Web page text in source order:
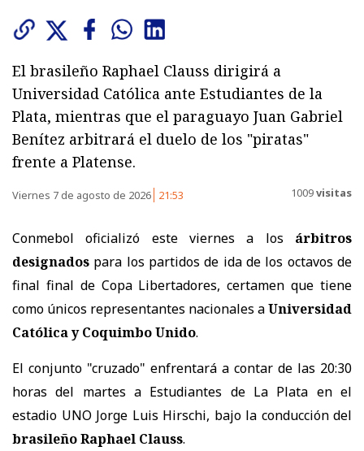
El brasileño Raphael Clauss dirigirá a
Universidad Católica ante Estudiantes de la
Plata, mientras que el paraguayo Juan Gabriel
Benítez arbitrará el duelo de los "piratas"
frente a Platense.
Viernes 7 de agosto de 2026 21:53 1009visitas
Conmebol oficializó este viernes a los árbitros
designados para los partidos de ida de los octavos de
final final de Copa Libertadores, certamen que tiene
como únicos representantes nacionales aUniversidad
Católica y Coquimbo Unido.
El conjunto "cruzado" enfrentará a contar de las 20:30
horas del martes a Estudiantes de La Plata en el
estadio UNO Jorge Luis Hirschi, bajo la conducción del
brasileño Raphael Clauss.